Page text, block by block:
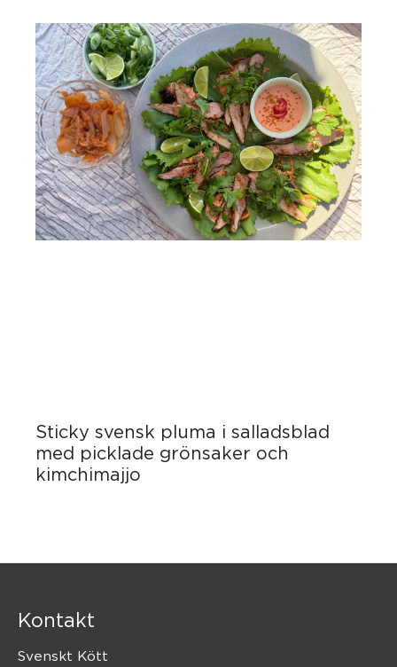
Sticky svensk pluma i salladsblad
med picklade grönsaker och
kimchimajjo
Kontakt
Svenskt Kött